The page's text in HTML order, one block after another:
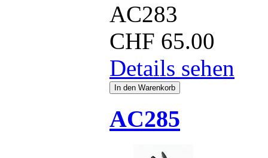
AC283
CHF 65.00
Details sehen
AC285